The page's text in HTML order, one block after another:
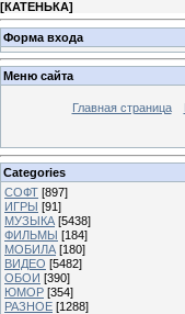
[КАТЕНЬКА]
Форма входа
Меню сайта
Главная страница
Categories
СОФТ [897]
ИГРЫ [91]
МУЗЫКА [5438]
ФИЛЬМЫ [184]
МОБИЛА [180]
ВИДЕО [5482]
ОБОИ [390]
ЮМОР [354]
РАЗНОЕ [1288]